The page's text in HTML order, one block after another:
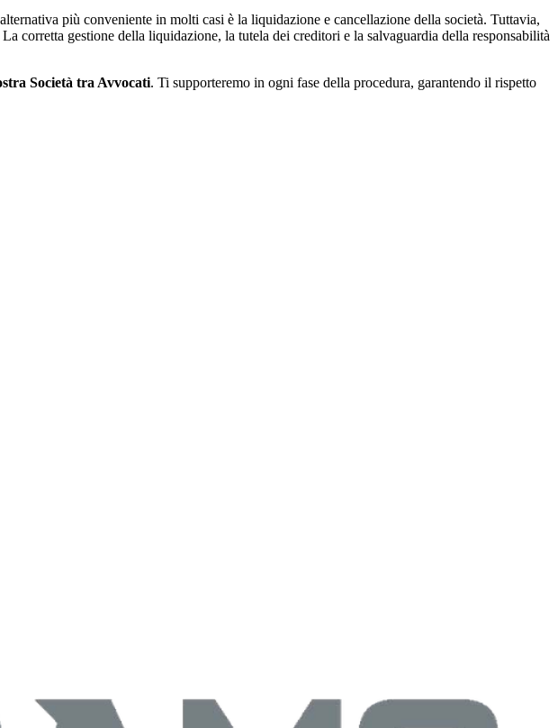
più conveniente in molti casi è la liquidazione e cancellazione della società. Tuttavia,
corretta gestione della liquidazione, la tutela dei creditori e la salvaguardia della responsabilità
Società tra Avvocati. Ti supporteremo in ogni fase della procedura, garantendo il rispetto